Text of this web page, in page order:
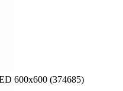
600x600 (374685)